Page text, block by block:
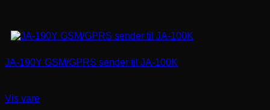
JA-190Y GSM/GPRS sender til JA-100K
Vis vare